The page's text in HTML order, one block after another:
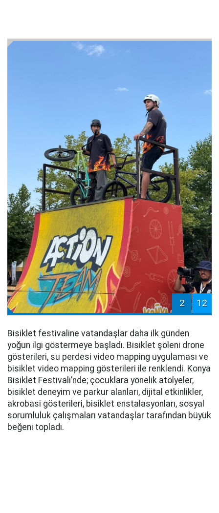
2 12
Bisiklet festivaline vatandaşlar daha ilk günden
yoğun ilgi göstermeye başladı. Bisiklet şöleni drone
gösterileri, su perdesi video mapping uygulaması ve
bisiklet video mapping gösterileri ile renklendi. Konya
Bisiklet Festivali’nde; çocuklara yönelik atölyeler,
bisiklet deneyim ve parkur alanları, dijital etkinlikler,
akrobasi gösterileri, bisiklet enstalasyonları, sosyal
sorumluluk çalışmaları vatandaşlar tarafından büyük
beğeni topladı.